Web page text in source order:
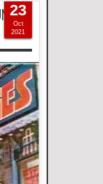
23
Oct
2021